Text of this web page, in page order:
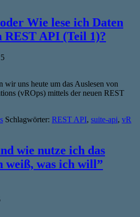
Wie lese ich Daten
REST API (Teil 1)?
wir uns heute um das Auslesen von
(vROps) mittels der neuen REST
Schlagwörter: REST API, suite-api, vR
wie nutze ich das
weiß, was ich will”